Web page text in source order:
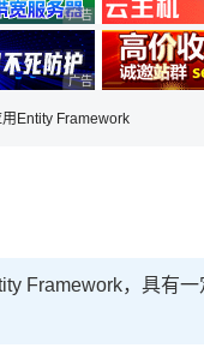
广告 商业广告，理性选
广告 商业广告，理性选
Entity Framework
Framework，具有